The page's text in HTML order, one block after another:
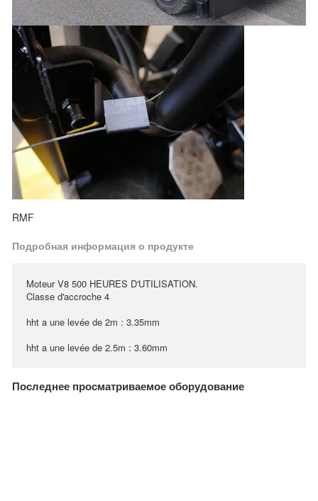
RMF
Подробная информация о продукте
Moteur V8 500 HEURES D'UTILISATION.
Classe d'accroche 4
hht a une levée de 2m : 3.35mm
hht a une levée de 2.5m : 3.60mm
Последнее просматриваемое оборудование